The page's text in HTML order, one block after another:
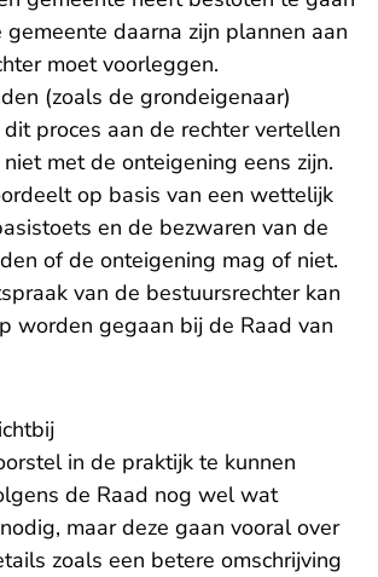
daarna zijn plannen aan
moet voorleggen.
(zoals de grondeigenaar)
proces aan de rechter vertellen
met de onteigening eens zijn.
op basis van een wettelijk
en de bezwaren van de
of de onteigening mag of niet.
van de bestuursrechter kan
worden gegaan bij de Raad van
in de praktijk te kunnen
de Raad nog wel wat
maar deze gaan vooral over
zoals een betere omschrijving